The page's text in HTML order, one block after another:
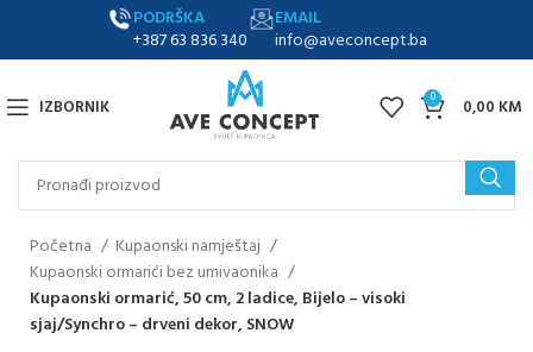
PODRŠKA
+387 63 836 340
EMAIL
info@aveconcept.ba
IZBORNIK 0 0,00 KM
Početna
Kupaonski namještaj
Kupaonski ormarići bez umivaonika
Kupaonski ormarić, 50 cm, 2 ladice, Bijelo – visoki
sjaj/Synchro – drveni dekor, SNOW